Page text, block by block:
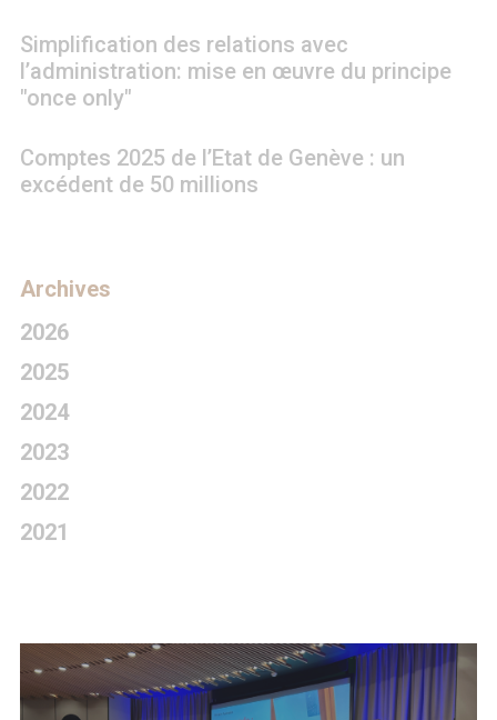
Simplification des relations avec
l’administration: mise en œuvre du principe
"once only"
Comptes 2025 de l’Etat de Genève : un
excédent de 50 millions
Archives
2026
2025
2024
2023
2022
2021